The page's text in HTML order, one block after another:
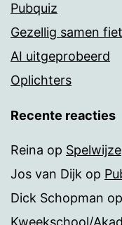
Pubquiz
Gezellig samen
AI uitgeprobeerd
Oplichters
Recente reacties
Reina op Spelwijze
Jos van Dijk op
Dick Schopman op